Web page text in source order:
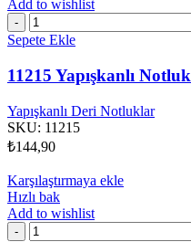
Add to wishlist
11215
Yapışkanlı
adet
Sepete Ekle
11215 Yapışkanlı Notluk
Yapışkanlı Deri Notluklar
SKU: 11215
₺144,90
Karşılaştırmaya ekle
Hızlı bak
Add to wishlist
11220KRM